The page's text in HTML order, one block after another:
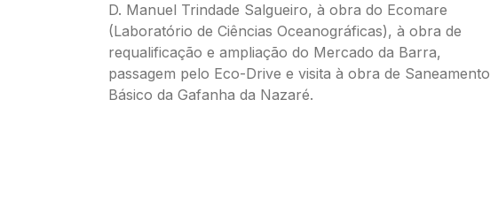
D. Manuel Trindade Salgueiro, à obra do Ecomare
(Laboratório de Ciências Oceanográficas), à obra de
requalificação e ampliação do Mercado da Barra,
passagem pelo Eco-Drive e visita à obra de Saneamento
Básico da Gafanha da Nazaré.